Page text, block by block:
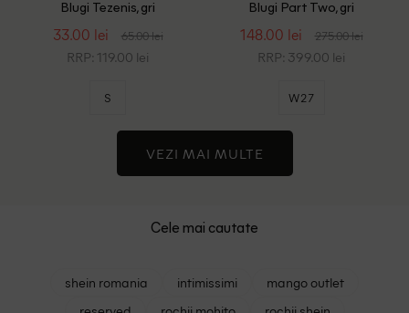
Blugi Tezenis, gri
33.00 lei 65.00 lei
RRP: 119.00 lei
S
Blugi Part Two, gri
148.00 lei 275.00 lei
RRP: 399.00 lei
W27
VEZI MAI MULTE
Cele mai cautate
shein romania intimissimi
mango outlet